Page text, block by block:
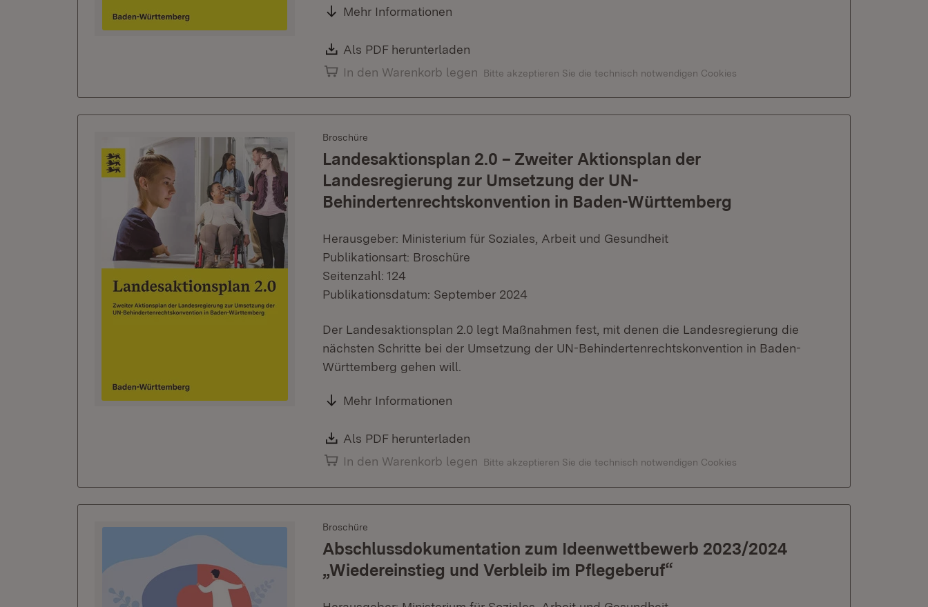
Mehr Informationen
Download:
Als PDF herunterladen
In den Warenkorb legen
Bitte akzeptieren Sie die technisch notwendigen Cookies
Broschüre
Landesaktionsplan 2.0 – Zweiter Aktionsplan der
Landesregierung zur Umsetzung der UN-
Behindertenrechtskonvention in Baden-Württemberg
Herausgeber: Ministerium für Soziales, Arbeit und Gesundheit
Publikationsart: Broschüre
Seitenzahl: 124
Publikationsdatum: September 2024
Der Landesaktionsplan 2.0 legt Maßnahmen fest, mit denen die Landesregierung die
nächsten Schritte bei der Umsetzung der UN-Behindertenrechtskonvention in Baden-
Württemberg gehen will.
Mehr Informationen
Download:
Als PDF herunterladen
In den Warenkorb legen
Bitte akzeptieren Sie die technisch notwendigen Cookies
Broschüre
Abschlussdokumentation zum Ideenwettbewerb 2023/2024
„Wiedereinstieg und Verbleib im Pflegeberuf“